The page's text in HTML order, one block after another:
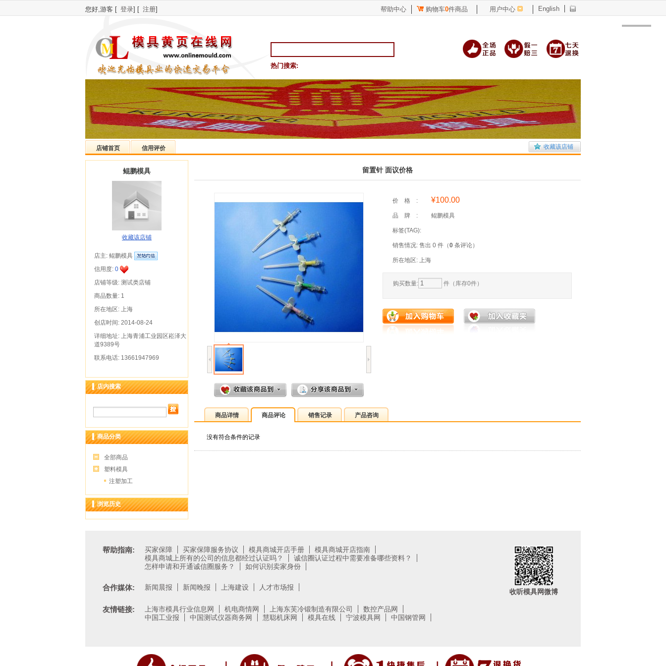
您好,游客 [ 登录] [ 注册] 帮助中心 购物车0件商品 用户中心 English
热门搜索:
店铺首页 信用评价 收藏该店铺
鲲鹏模具
收藏该店铺
店主: 鲲鹏模具
信用度: 0
店铺等级: 测试类店铺
商品数量: 1
所在地区: 上海
创店时间: 2014-08-24
详细地址: 上海青浦工业园区崧泽大
道9389号
联系电话: 13661947969
店内搜索
商品分类
全部商品
塑料模具
注塑加工
浏览历史
留置针 面议价格
价格: ¥100.00
品牌: 鲲鹏模具
标签(TAG):
销售情况: 售出 0 件（0 条评论）
所在地区: 上海
购买数量: 件（库存0件）
商品详情 商品评论 销售记录 产品咨询
没有符合条件的记录
帮助指南: 买家保障 买家保障服务协议 模具商城开店手册
模具商城开店指南
模具商城上所有的公司的信息都经过认证吗？
诚信圈认证过程中需要准备哪些资料？
怎样申请和开通诚信圈服务？
如何识别卖家身份
合作媒体: 新闻晨报 新闻晚报 上海建设 人才市场报
友情链接: 上海市模具行业信息网 机电商情网 上海东芙冷锻制造有限公司
数控产品网
中国工业报
中国测试仪器商务网 慧聪机床网 模具在线 宁波模具网 中国钢管网
收听模具网微博